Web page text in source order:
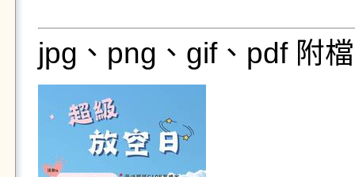
jpg、png、gif、pdf 附